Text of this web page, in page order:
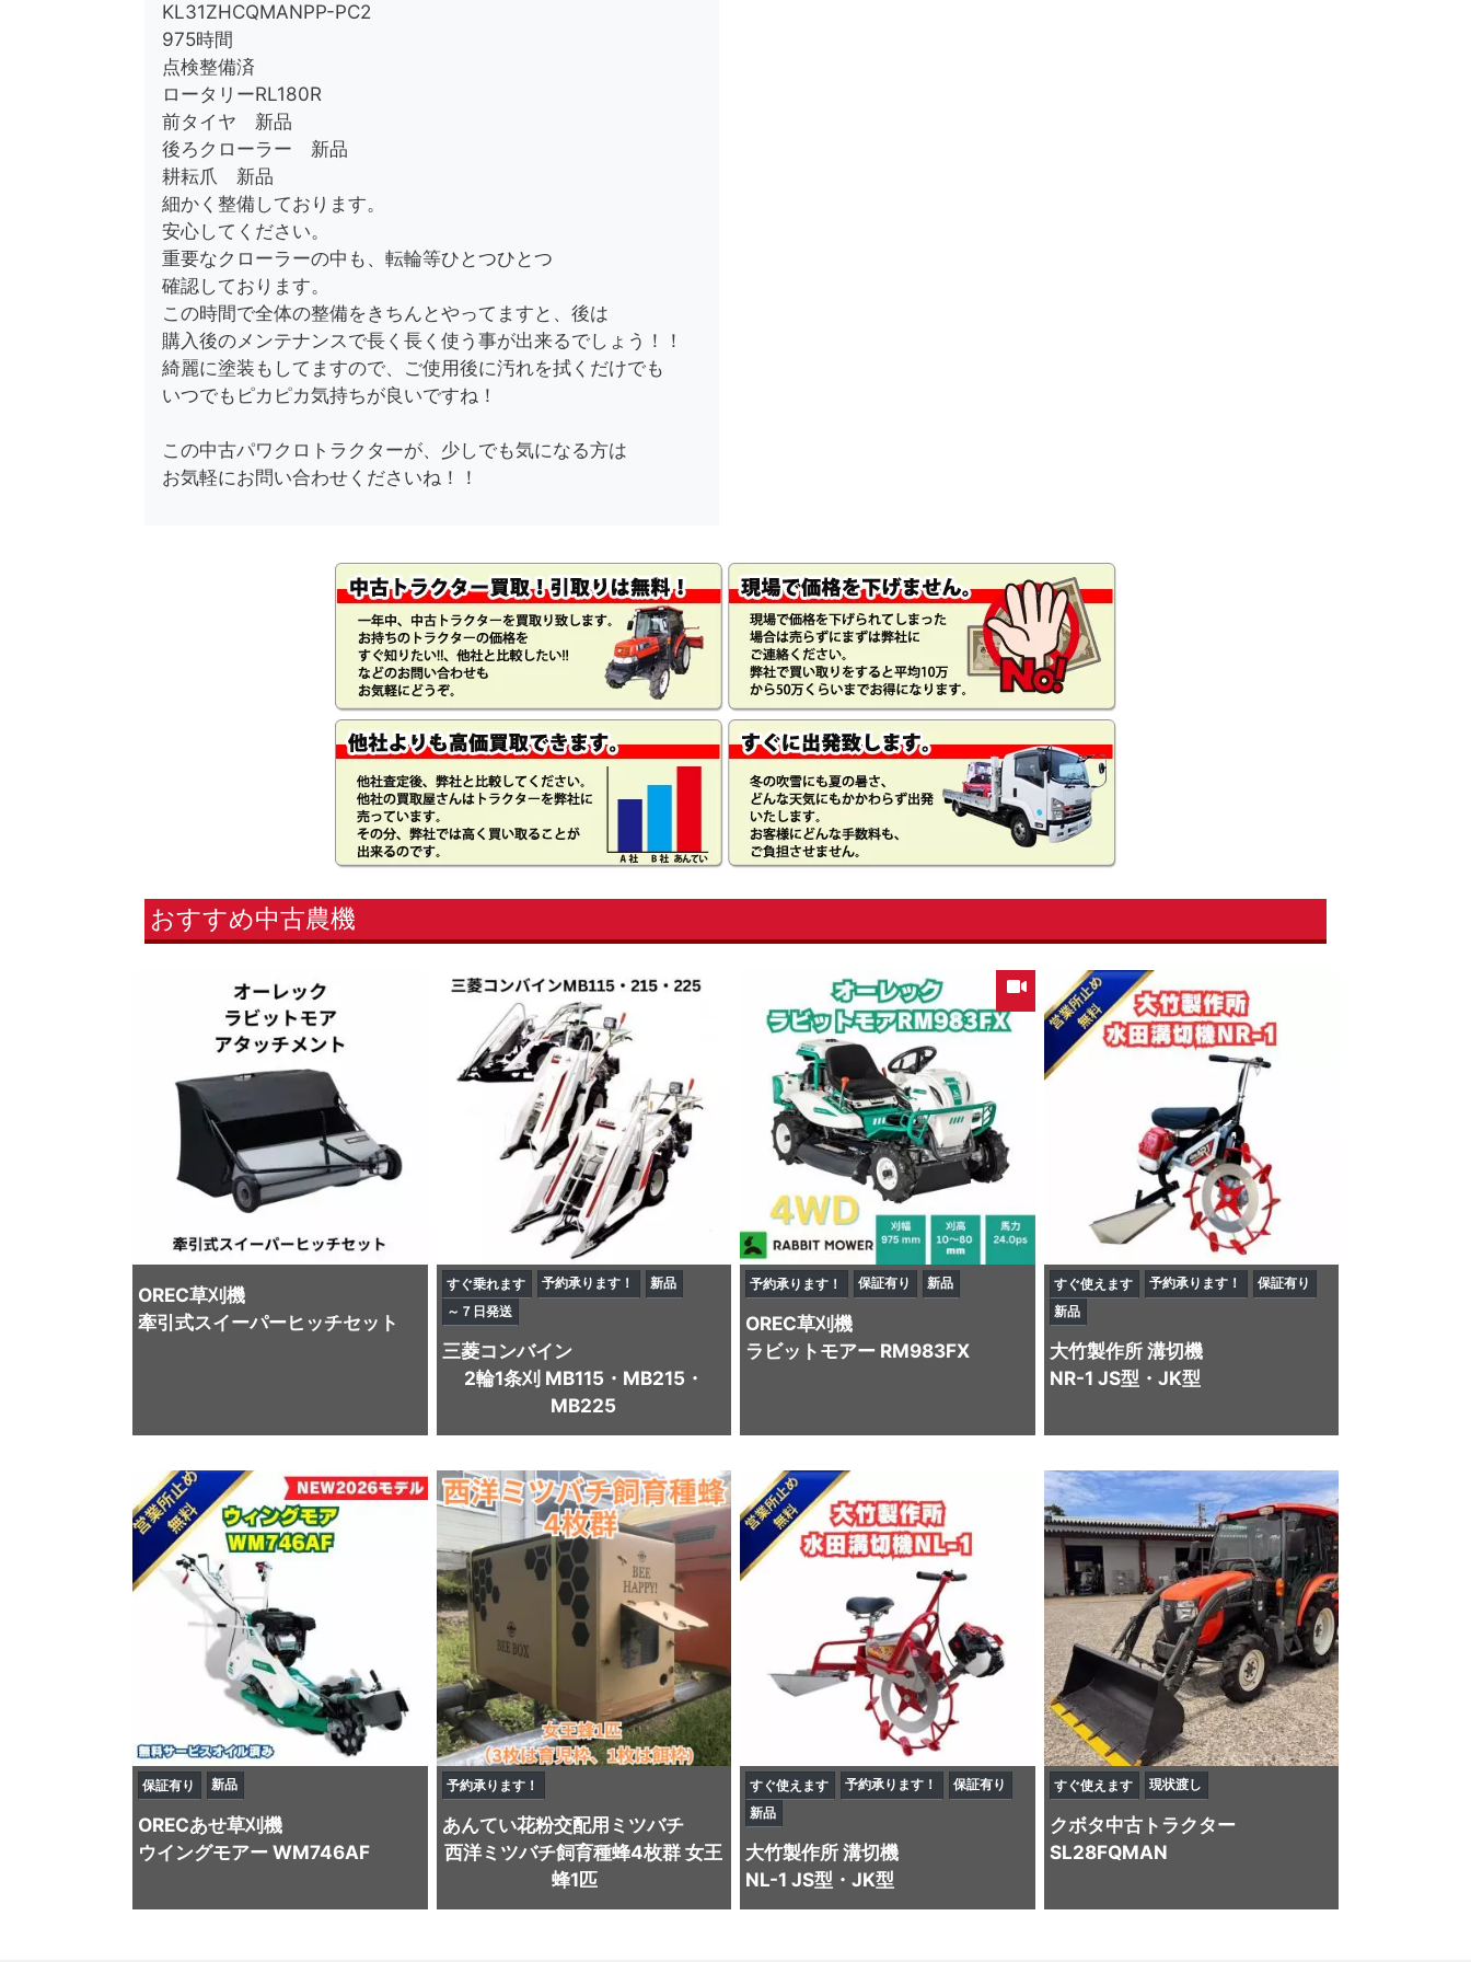
KL31ZHCQMANPP-PC2
975時間
点検整備済
ロータリーRL180R
前タイヤ 新品
後ろクローラー 新品
耕耘爪 新品
細かく整備しております。
安心してください。
重要なクローラーの中も、転輪等ひとつひとつ
確認しております。
この時間で全体の整備をきちんとやってますと、後は
購入後のメンテナンスで長く長く使う事が出来るでしょう！！
綺麗に塗装もしてますので、ご使用後に汚れを拭くだけでも
いつでもピカピカ気持ちが良いですね！
この中古パワクロトラクターが、少しでも気になる方は
お気軽にお問い合わせくださいね！！
おすすめ中古農機
OREC草刈機
牽引式スイーパーヒッチセット
すぐ乗れます 予約承ります！
新品
～７日発送
三菱コンバイン
2輪1条刈 MB115・MB215・
MB225
予約承ります！ 保証有り 新品
OREC草刈機
ラビットモアー RM983FX
すぐ使えます 予約承ります！
保証有り
新品
大竹製作所溝切機
NR-1 JS型・JK型
保証有り 新品
ORECあせ草刈機
ウイングモアー WM746AF
予約承ります！
あんてい花粉交配用ミツバチ
西洋ミツバチ飼育種蜂4枚群 女王
蜂1匹
すぐ使えます 予約承ります！
保証有り
新品
大竹製作所溝切機
NL-1 JS型・JK型
すぐ使えます 現状渡し
クボタ中古トラクター
SL28FQMAN